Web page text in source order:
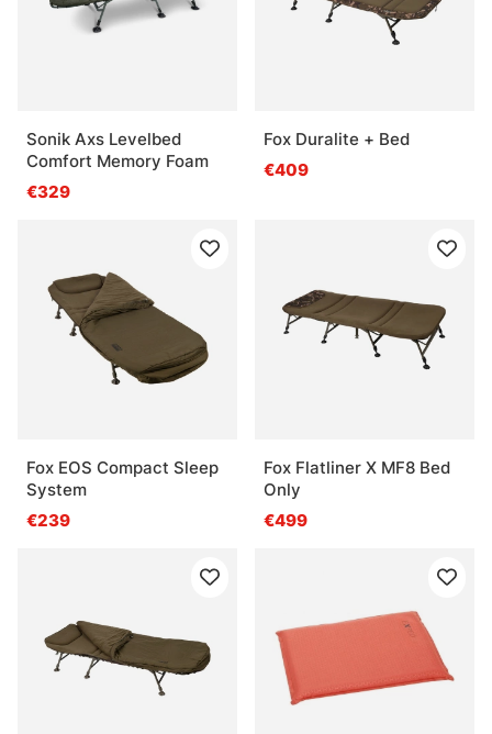
Sonik Axs Levelbed
Comfort Memory Foam
€329
Fox Duralite + Bed
€409
Fox EOS Compact Sleep
System
€239
Fox Flatliner X MF8 Bed
Only
€499